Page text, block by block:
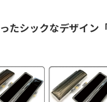
たシックなデザイン